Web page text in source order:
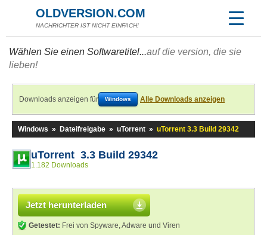
OLDVERSION.COM
NACHRICHTER IST NICHT EINFACH!
Wählen Sie einen Softwaretitel...auf die version, die sie
lieben!
Downloads anzeigen für Windows Alle Downloads anzeigen
Windows » Dateifreigabe » uTorrent » uTorrent 3.3 Build 29342
uTorrent 3.3 Build 29342
1.182 Downloads
Jetzt herunterladen
Getestet: Frei von Spyware, Adware und Viren